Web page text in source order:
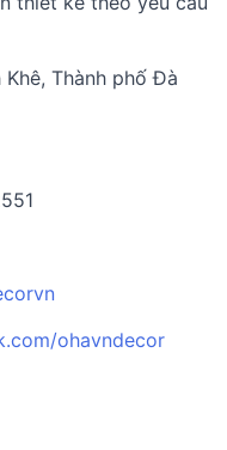
Thành phố Đà
ohavndecor